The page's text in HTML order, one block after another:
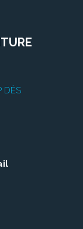
DÈS